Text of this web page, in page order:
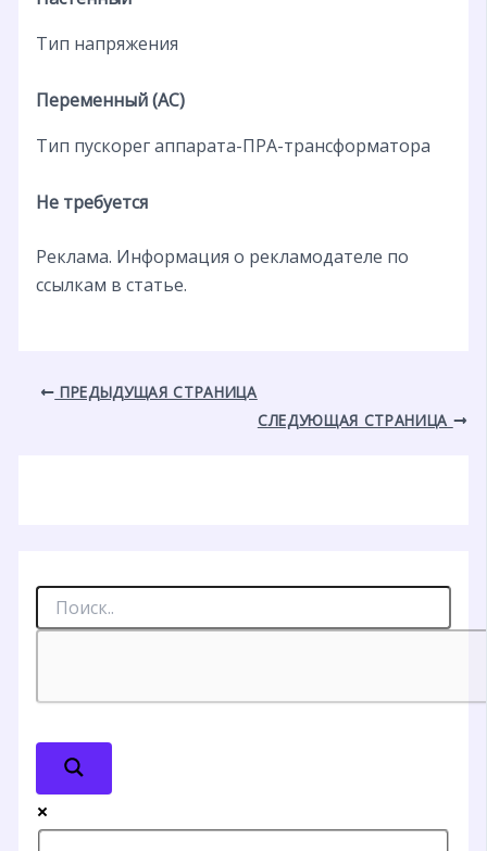
Тип напряжения
Переменный (AC)
Тип пускорег аппарата-ПРА-трансформатора
Не требуется
Реклама. Информация о рекламодателе по
ссылкам в статье.
ПРЕДЫДУЩАЯ СТРАНИЦА
СЛЕДУЮЩАЯ СТРАНИЦА